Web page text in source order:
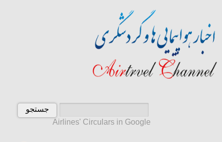
Airlines' Circulars in Google